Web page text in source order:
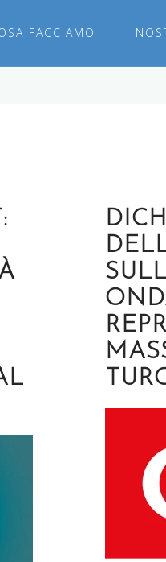
FACCIAMO I